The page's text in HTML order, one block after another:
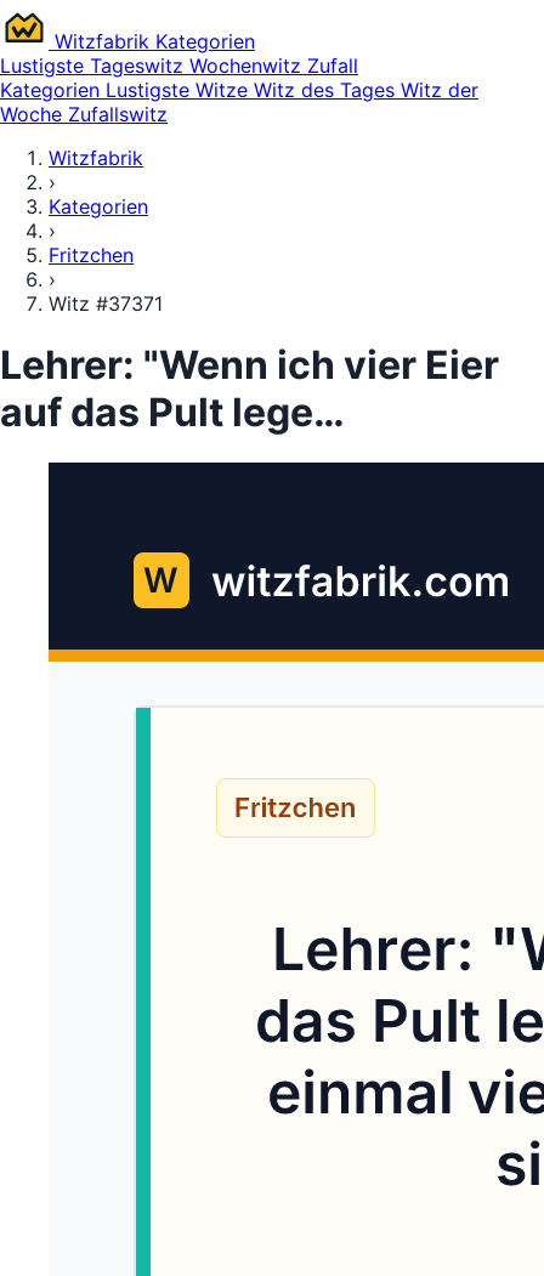
Witzfabrik Kategorien
Lustigste Tageswitz Wochenwitz Zufall
Kategorien Lustigste Witze Witz des Tages Witz der
Woche Zufallswitz
Witzfabrik
›
Kategorien
›
Fritzchen
›
Witz #37371
Lehrer: "Wenn ich vier Eier
auf das Pult lege…